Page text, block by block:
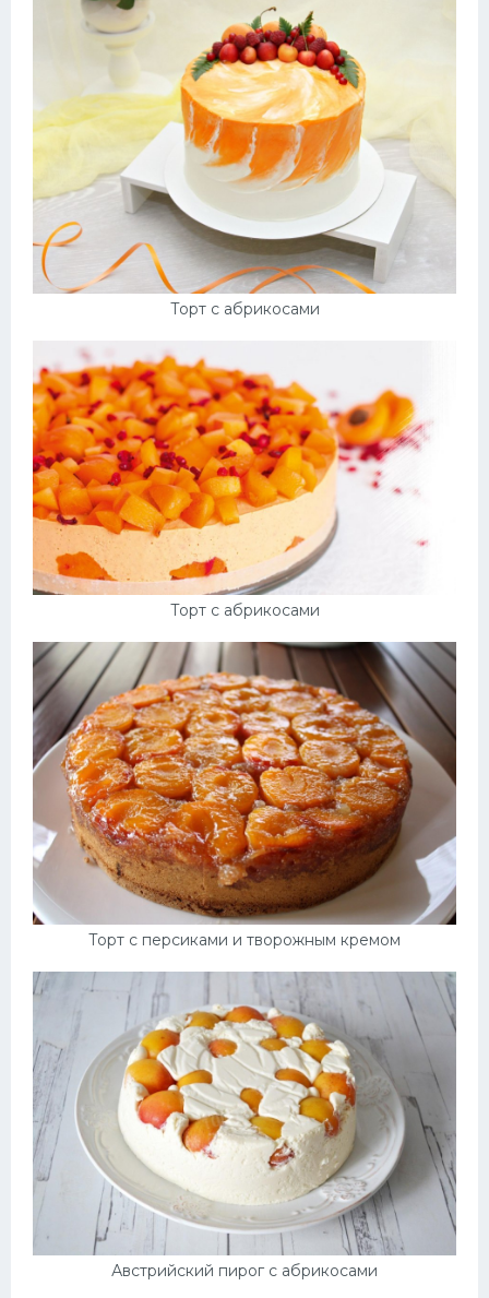
Торт с абрикосами
Торт с абрикосами
Торт с персиками и творожным кремом
Австрийский пирог с абрикосами